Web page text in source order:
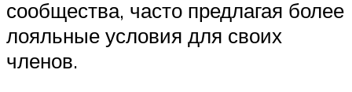
сообщества, часто предлагая более
лояльные условия для своих
членов.